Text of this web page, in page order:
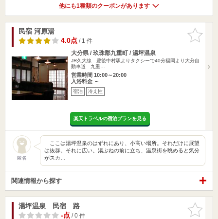
他にも1種類のクーポンがあります
お気に入
りに追加
民宿 河原湯
4.0点/ 1 件
大分県 / 玖珠郡九重町 / 湯坪温泉
JR久大線 豊後中村駅よりタクシーで40分福岡より大分自
動車道 九重…
営業時間 10:00～20:00
入浴料金 ～
宿泊 冷え性
楽天トラベルの宿泊プランを見る
匿名
ここは湯坪温泉のはずれにあり、小高い場所。それだけに展望
は抜群。それに広い。湯ぶねの前に立ち、温泉街を眺めると気分
がスカ…
関連情報から探す
お気に入
りに追加
湯坪温泉 民宿 路
-点/ 0 件